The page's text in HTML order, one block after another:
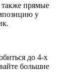
также прямые
у
до 4-х
большие